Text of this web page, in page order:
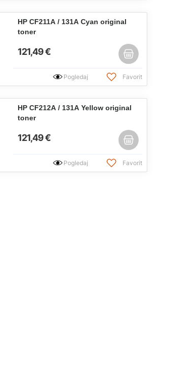
HP CF211A / 131A Cyan original
toner
121,49 €
Pogledaj Favorit
HP CF212A / 131A Yellow original
toner
121,49 €
Pogledaj Favorit